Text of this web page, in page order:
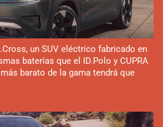
un SUV eléctrico fabricado en
baterías que el ID.Polo y CUPRA
barato de la gama tendrá que